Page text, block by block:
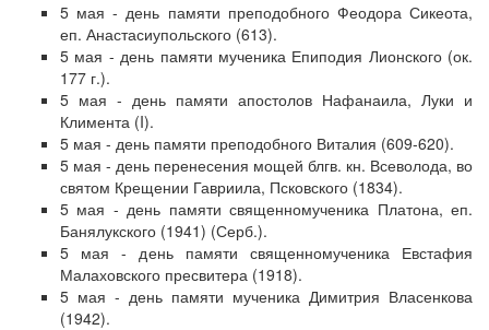
5 мая - день памяти преподобного Феодора Сикеота,
еп. Анастасиупольского (613).
5 мая - день памяти мученика Епиподия Лионского (ок.
177 г.).
5 мая - день памяти апостолов Нафанаила, Луки и
Климента (I).
5 мая - день памяти преподобного Виталия (609-620).
5 мая - день перенесения мощей блгв. кн. Всеволода, во
святом Крещении Гавриила, Псковского (1834).
5 мая - день памяти священномученика Платона, еп.
Банялукского (1941) (Серб.).
5 мая - день памяти священномученика Евстафия
Малаховского пресвитера (1918).
5 мая - день памяти мученика Димитрия Власенкова
(1942).